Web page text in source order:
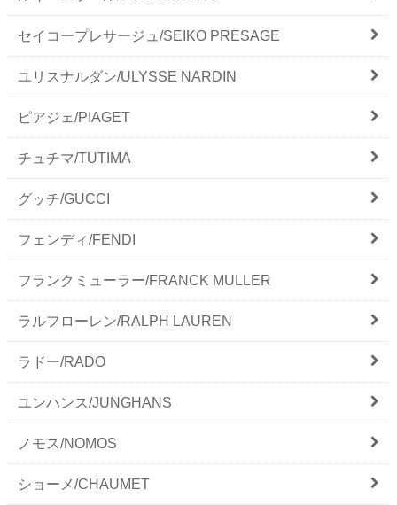
セイコープレサージュ/SEIKO PRESAGE
ユリスナルダン/ULYSSE NARDIN
ピアジェ/PIAGET
チュチマ/TUTIMA
グッチ/GUCCI
フェンディ/FENDI
フランクミューラー/FRANCK MULLER
ラルフローレン/RALPH LAUREN
ラドー/RADO
ユンハンス/JUNGHANS
ノモス/NOMOS
ショーメ/CHAUMET